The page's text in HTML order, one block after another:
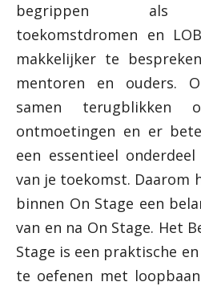
begrippen als
toekomstdromen en
makkelijker te
mentoren en ouders.
samen terugblikken
ontmoetingen en er
een essentieel
van je toekomst. Daarom
binnen On Stage een
van en na On Stage. Het
Stage is een praktische
te oefenen met